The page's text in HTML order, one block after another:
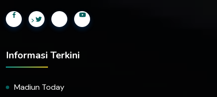
>
Informasi Terkini
Madiun Today